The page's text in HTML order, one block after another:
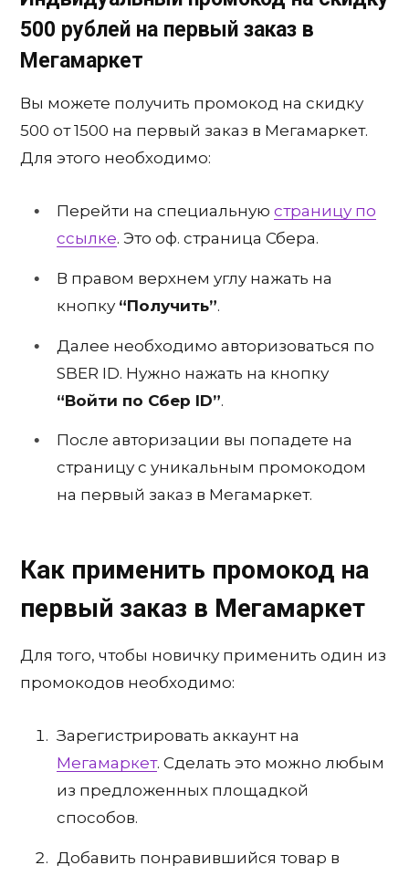
500 рублей на первый заказ в
Мегамаркет
Вы можете получить промокод на скидку
500 от 1500 на первый заказ в Мегамаркет.
Для этого необходимо:
Перейти на специальную страницу по
ссылке. Это оф. страница Сбера.
В правом верхнем углу нажать на
кнопку “Получить”.
Далее необходимо авторизоваться по
SBER ID. Нужно нажать на кнопку
“Войти по Сбер ID”.
После авторизации вы попадете на
страницу с уникальным промокодом
на первый заказ в Мегамаркет.
Как применить промокод на
первый заказ в Мегамаркет
Для того, чтобы новичку применить один из
промокодов необходимо:
Зарегистрировать аккаунт на
Мегамаркет. Сделать это можно любым
из предложенных площадкой
способов.
Добавить понравившийся товар в